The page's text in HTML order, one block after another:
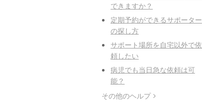
できますか？
定期予約ができるサポーター
の探し方
サポート場所を自宅以外で依
頼したい
病児でも当日急な依頼は可
能？
その他のヘルプ